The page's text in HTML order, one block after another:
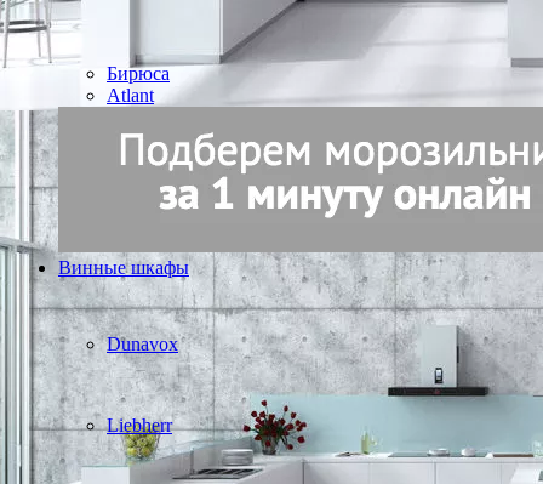
Бирюса
Atlant
Винные шкафы
Dunavox
Liebherr